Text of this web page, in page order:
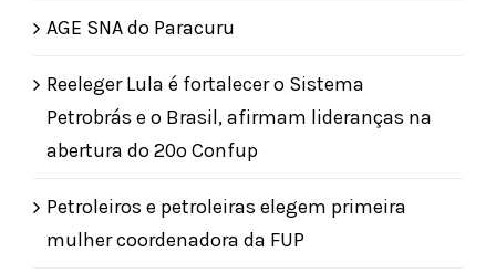
AGE SNA do Paracuru
Reeleger Lula é fortalecer o Sistema
Petrobrás e o Brasil, afirmam lideranças na
abertura do 20º Confup
Petroleiros e petroleiras elegem primeira
mulher coordenadora da FUP